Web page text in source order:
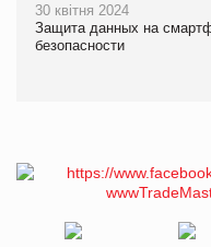
30 квітня 2024
Защита данных на
безопасности